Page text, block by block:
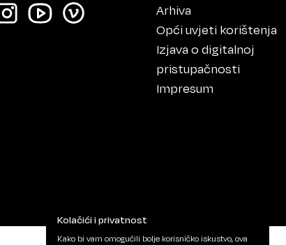
Arhiva
Opći uvjeti korištenja
Izjava o digitalnoj
pristupačnosti
Impresum
Kolačići i privatnost
Kako bi vam omogućili bolje korisničko iskustvo, ova